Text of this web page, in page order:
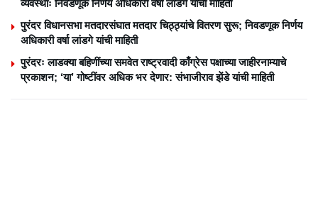
व्यवस्थाः निवडणूक निर्णय अधिकारी वर्षा लांडगे यांची माहिती
पुरंदर विधानसभा मतदारसंघात मतदार चिठ्ठ्यांचे वितरण सुरू; निवडणूक निर्णय
अधिकारी वर्षा लांडगे यांची माहिती
पुरंदरः लाडक्या बहिणींच्या समवेत राष्ट्रवादी काँग्रेस पक्षाच्या जाहीरनाम्याचे
प्रकाशन; ‘या’ गोष्टींवर अधिक भर देणार: संभाजीराव झेंडे यांची माहिती